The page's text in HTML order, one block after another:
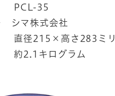
35
シマ株式会社
径215×高さ283ミリ
2.1キログラム